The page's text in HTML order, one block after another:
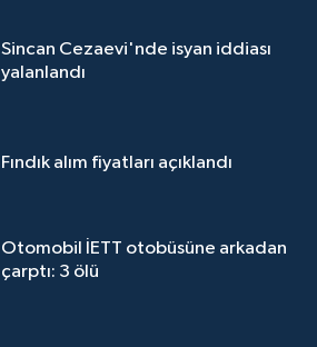
Sincan Cezaevi'nde isyan iddiası
yalanlandı
Fındık alım fiyatları açıklandı
Otomobil İETT otobüsüne arkadan
çarptı: 3 ölü